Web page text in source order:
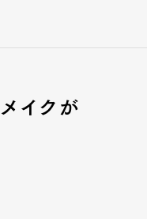
イクが